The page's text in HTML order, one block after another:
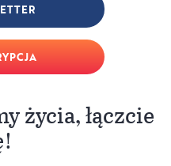
życia, łączcie